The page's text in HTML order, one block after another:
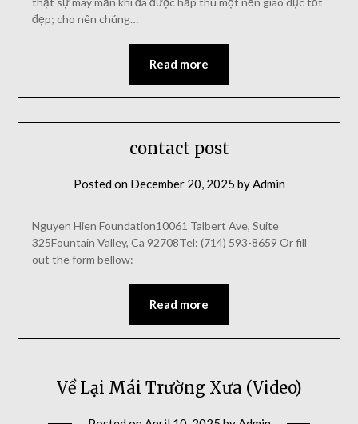
đẹp; cho nên chúng…
Read more
contact post
Posted on December 20, 2025 byAdmin
Nguyen Hien Foundation10061 Talbert Ave, Suite
325Fountain Valley, Ca 92708Tel: (714) 593-8659 Or fill
out the form bellow:
Read more
Về Lại Mái Trường Xưa (Video)